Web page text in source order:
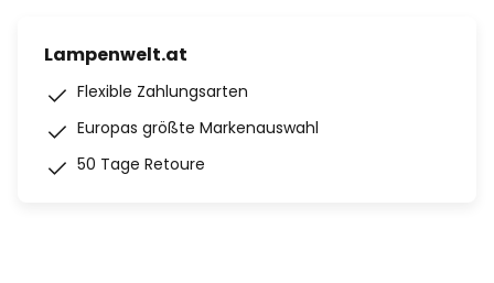
Lampenwelt.at
Flexible Zahlungsarten
Europas größte Markenauswahl
50 Tage Retoure